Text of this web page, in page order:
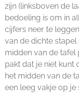
zijn (linksboven de
bedoeling is om in
cijfers neer te
van de dichte
midden van de tafel
pakt dat je niet kunt
het midden van de
een leeg vakje op